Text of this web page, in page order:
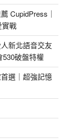
CupidPress｜
實戰
新北語音交友
530破盤特權
選｜超強記憶